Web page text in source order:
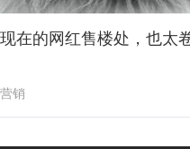
现在的网红售楼处，也太
营销